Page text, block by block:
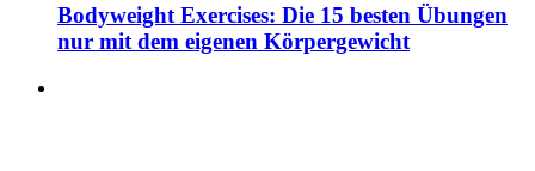
Bodyweight Exercises: Die 15 besten Übungen
nur mit dem eigenen Körpergewicht